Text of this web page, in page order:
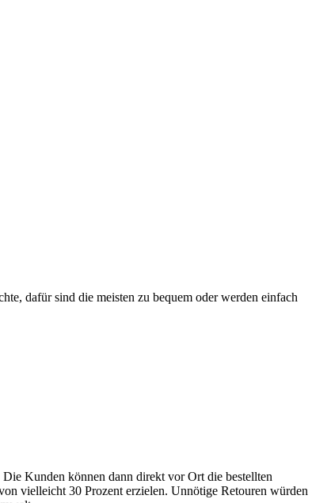
dafür sind die meisten zu bequem oder werden einfach
Kunden können dann direkt vor Ort die bestellten
vielleicht 30 Prozent erzielen. Unnötige Retouren würden